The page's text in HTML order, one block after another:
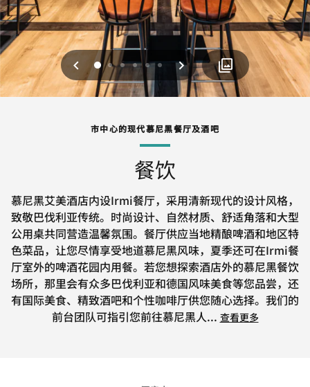
上一页
012345 下一页
市中心的现代慕尼黑餐厅及酒吧
餐饮
慕尼黑艾美酒店内设Irmi餐厅，采用清新现代的设计风格，
致敬巴伐利亚传统。时尚设计、自然材质、舒适角落和大型
公用桌共同营造温馨氛围。餐厅供应当地精酿啤酒和地区特
色菜品，让您尽情享受地道慕尼黑风味，夏季还可在Irmi餐
厅室外的啤酒花园内用餐。若您想探索酒店外的慕尼黑餐饮
场所，那里会有众多巴伐利亚和德国风味美食等您品尝，还
有国际美食、精致酒吧和个性咖啡厅供您随心选择。我们的
前台团队可指引您前往慕尼黑人... 查看更多